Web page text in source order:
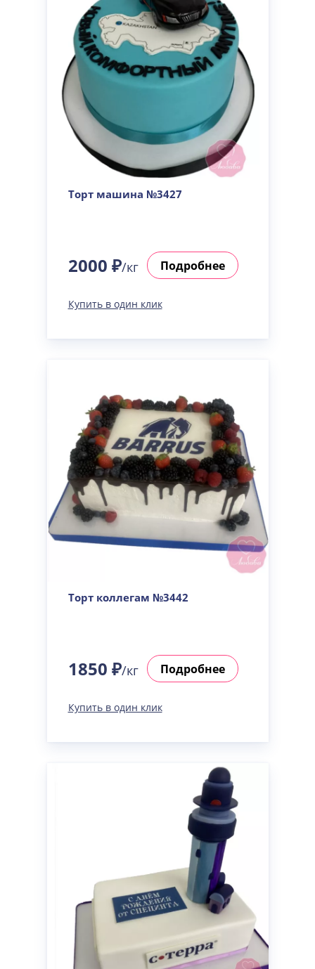
Торт машина №3427
2000 ₽/кг Подробнее
Купить в один клик
Торт коллегам №3442
1850 ₽/кг Подробнее
Купить в один клик